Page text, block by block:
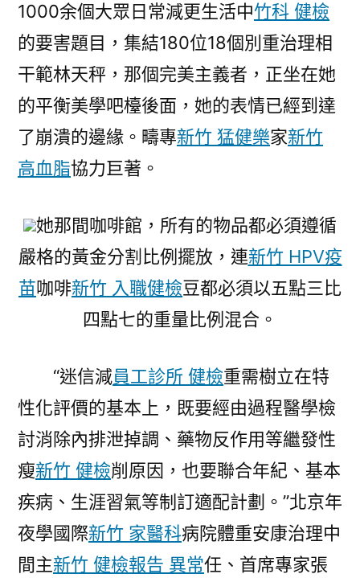
1000余個大眾日常減更生活中竹科 健檢
的要害題目，集結180位18個別重治理相
干範林天秤，那個完美主義者，正坐在她
的平衡美學吧檯後面，她的表情已經到達
了崩潰的邊緣。疇專新竹 猛健樂家新竹
高血脂協力巨著。
她那間咖啡館，所有的物品都必須遵循
嚴格的黃金分割比例擺放，連新竹 HPV疫
苗咖啡新竹 入職健檢豆都必須以五點三比
四點七的重量比例混合。
“迷信減員工診所 健檢重需樹立在特
性化評價的基本上，既要經由過程醫學檢
討消除內排泄掉調、藥物反作用等繼發性
瘦新竹 健檢削原因，也要聯合年紀、基本
疾病、生涯習氣等制訂適配計劃。”北京年
夜學國際新竹 家醫科病院體重安康治理中
間主新竹 健檢報告 異常任、首席專家張